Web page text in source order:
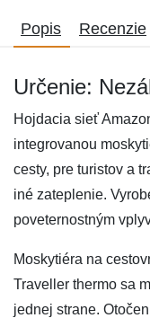
Popis Recenzie
Určenie:
Hojdacia sieť
integrovanou
cesty, pre turistov a
iné zateplenie.
poveternostným
Moskytiéra na
Traveller thermo sa
jednej strane.